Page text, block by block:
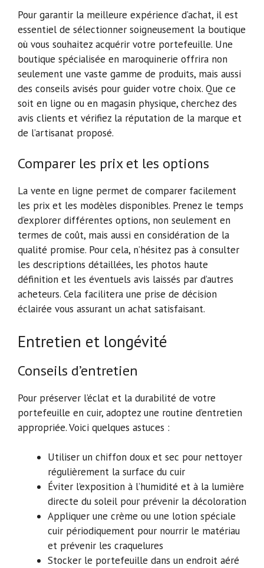
Pour garantir la meilleure expérience d’achat, il est
essentiel de sélectionner soigneusement la boutique
où vous souhaitez acquérir votre portefeuille. Une
boutique spécialisée en maroquinerie offrira non
seulement une vaste gamme de produits, mais aussi
des conseils avisés pour guider votre choix. Que ce
soit en ligne ou en magasin physique, cherchez des
avis clients et vérifiez la réputation de la marque et
de l’artisanat proposé.
Comparer les prix et les options
La vente en ligne permet de comparer facilement
les prix et les modèles disponibles. Prenez le temps
d’explorer différentes options, non seulement en
termes de coût, mais aussi en considération de la
qualité promise. Pour cela, n’hésitez pas à consulter
les descriptions détaillées, les photos haute
définition et les éventuels avis laissés par d’autres
acheteurs. Cela facilitera une prise de décision
éclairée vous assurant un achat satisfaisant.
Entretien et longévité
Conseils d’entretien
Pour préserver l’éclat et la durabilité de votre
portefeuille en cuir, adoptez une routine d’entretien
appropriée. Voici quelques astuces :
Utiliser un chiffon doux et sec pour nettoyer
régulièrement la surface du cuir
Éviter l’exposition à l’humidité et à la lumière
directe du soleil pour prévenir la décoloration
Appliquer une crème ou une lotion spéciale
cuir périodiquement pour nourrir le matériau
et prévenir les craquelures
Stocker le portefeuille dans un endroit aéré